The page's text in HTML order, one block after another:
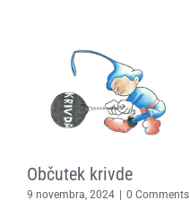
Občutek krivde
9 novembra, 2024 0 Comments